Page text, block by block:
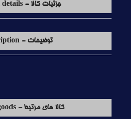
جزئیات کالا - Product details
توضیحات - Description
کالا های مرتبط - Related goods